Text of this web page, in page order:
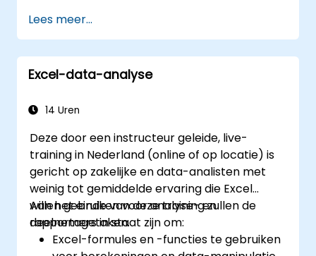
Lees meer...
Excel-data-analyse
14 Uren
Deze door een instructeur geleide, live-
training in Nederland (online of op locatie) is
gericht op zakelijke en data-analisten met
weinig tot gemiddelde ervaring die Excel
willen gebruiken voor analyse- en
rapportagetaken.
Aan het einde van deze training zullen de
deelnemers in staat zijn om:
Excel-formules en -functies te gebruiken